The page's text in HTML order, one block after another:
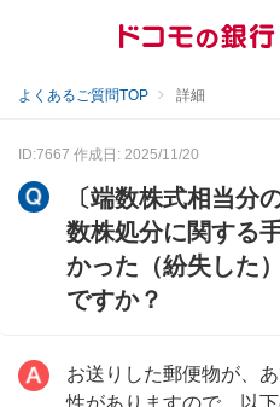
よくあるご質問TOP 詳細
ID:7667 作成日: 2025/11/20
〔端数株式相当分
数株処分に関する
かった（紛失した
ですか？
お送りした郵便物が、
性がありますので、以